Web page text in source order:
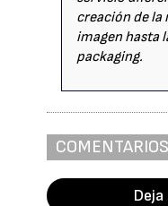
creación de la
imagen hasta
packaging.